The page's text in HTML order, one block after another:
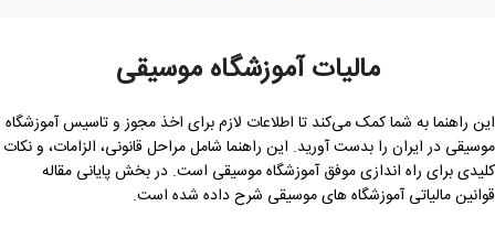
مالیات آموزشگاه موسیقی
این راهنما به شما کمک می‌کند تا اطلاعات لازم برای اخذ مجوز و تاسیس آموزشگاه
موسیقی در ایران را بدست آورید. این راهنما شامل مراحل قانونی، الزامات، و نکات
کلیدی برای راه اندازی موفق آموزشگاه موسیقی است. در بخش پایانی مقاله
قوانین مالیاتی آموزشگاه های موسیقی شرح داده شده است.